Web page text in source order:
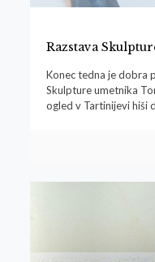
Razstava
Konec tedna je dobra
Skulpture umetnika
ogled v Tartinijevi hiši